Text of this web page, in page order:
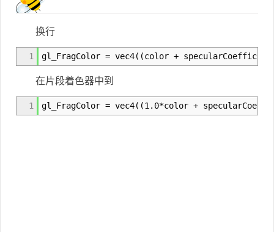
换行
1 gl_FragColor = vec4((color +
在片段着色器中到
1 gl_FragColor = vec4((1.0*color +